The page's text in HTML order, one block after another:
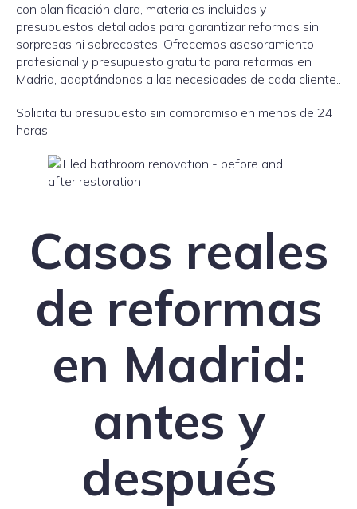
con planificación clara, materiales incluidos y
presupuestos detallados para garantizar reformas sin
sorpresas ni sobrecostes. Ofrecemos asesoramiento
profesional y presupuesto gratuito para reformas en
Madrid, adaptándonos a las necesidades de cada cliente..
Solicita tu presupuesto sin compromiso en menos de 24
horas.
Casos reales
de reformas
en Madrid:
antes y
después